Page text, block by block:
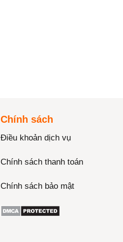
Chính sách
Điều khoản dịch vụ
Chính sách thanh toán
Chính sách bảo mật